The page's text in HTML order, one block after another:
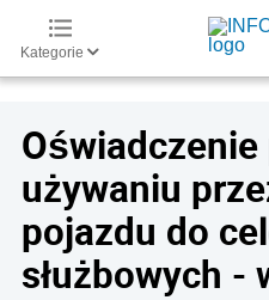
Kategorie
używaniu
pojazdu do
służbowych -